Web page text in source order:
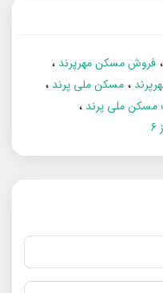
فروش مسکن مهرپرند
مسکن ملی پرند
مسکن ملی پرند